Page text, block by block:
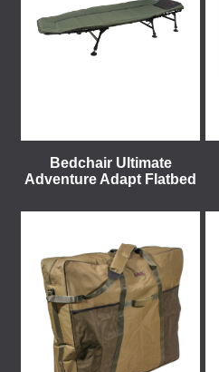
Bedchair Ultimate
Adventure Adapt Flatbed